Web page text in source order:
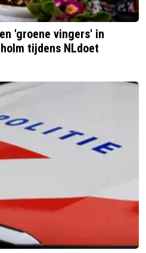
'groene vingers' in
tijdens NLdoet